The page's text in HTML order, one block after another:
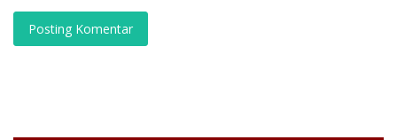
Posting Komentar